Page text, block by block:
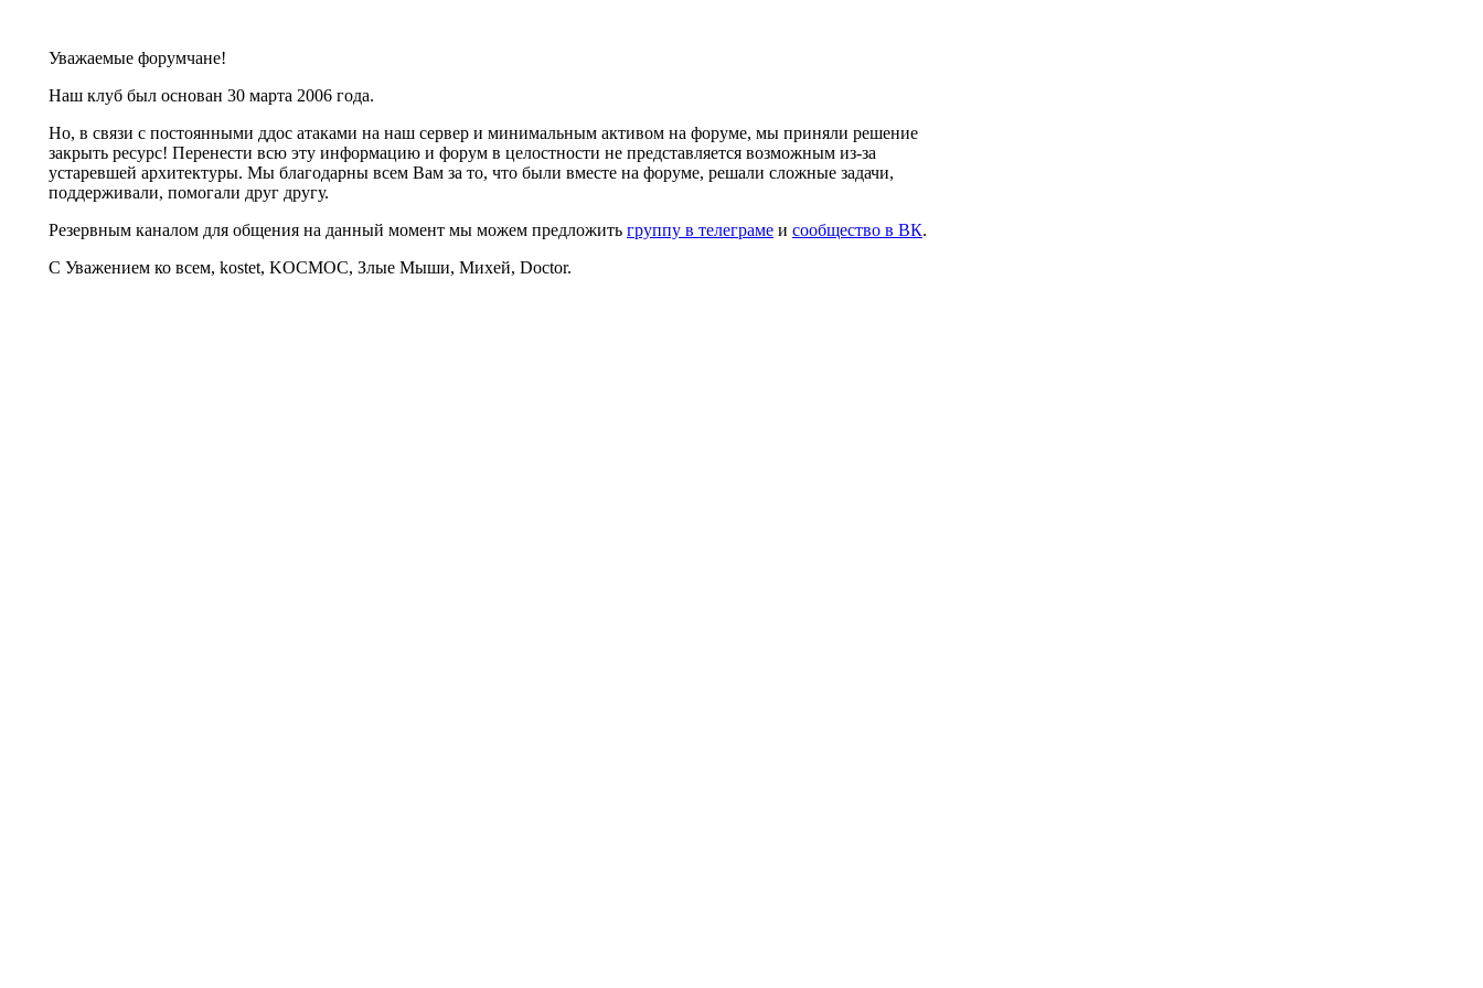
Уважаемые форумчане!
Наш клуб был основан 30 марта 2006 года.
Но, в связи с постоянными ддос атаками на наш сервер и минимальным активом на форуме, мы приняли решение
закрыть ресурс! Перенести всю эту информацию и форум в целостности не представляется возможным из-за
устаревшей архитектуры. Мы благодарны всем Вам за то, что были вместе на форуме, решали сложные задачи,
поддерживали, помогали друг другу.
Резервным каналом для общения на данный момент мы можем предложить группу в телеграме и сообщество в ВК.
С Уважением ко всем, kostet, KOCMOC, Злые Мыши, Михей, Doctor.